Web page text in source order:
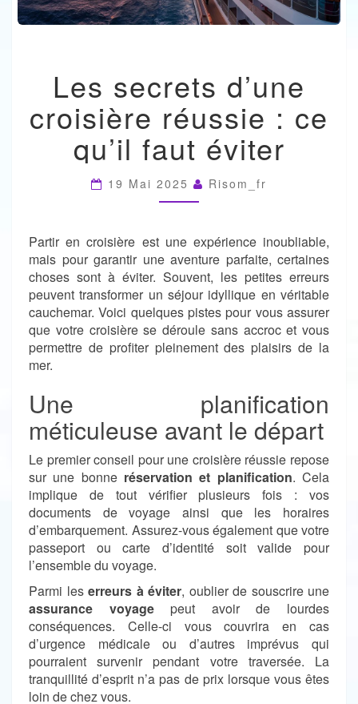
SECRETS
D’UNE
CROISIÈRE
RÉUSSIE
:
CE
FAUT
ÉVITER
Les secrets d’une
croisière réussie : ce
qu’il faut éviter
19 Mai 2025 Risom_fr
Partir en croisière est une expérience inoubliable,
mais pour garantir une aventure parfaite, certaines
choses sont à éviter. Souvent, les petites erreurs
peuvent transformer un séjour idyllique en véritable
cauchemar. Voici quelques pistes pour vous assurer
que votre croisière se déroule sans accroc et vous
permettre de profiter pleinement des plaisirs de la
mer.
Une planification
méticuleuse avant le départ
Le premier conseil pour une croisière réussie repose
sur une bonne réservation et planification. Cela
implique de tout vérifier plusieurs fois : vos
documents de voyage ainsi que les horaires
d’embarquement. Assurez-vous également que votre
passeport ou carte d’identité soit valide pour
l’ensemble du voyage.
Parmi les erreurs à éviter, oublier de souscrire une
assurance voyagepeut avoir de lourdes
conséquences. Celle-ci vous couvrira en cas
d’urgence médicale ou d’autres imprévus qui
pourraient survenir pendant votre traversée. La
tranquillité d’esprit n’a pas de prix lorsque vous êtes
loin de chez vous.